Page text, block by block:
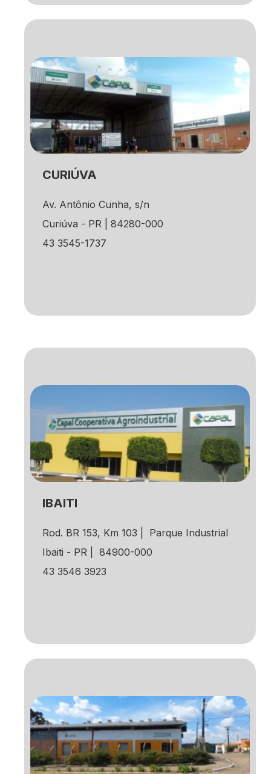
CURIÚVA
Av. Antônio Cunha, s/n
Curiúva - PR | 84280-000
43 3545-1737
IBAITI
Rod. BR 153, Km 103 | Parque Industrial
Ibaiti - PR | 84900-000
43 3546 3923